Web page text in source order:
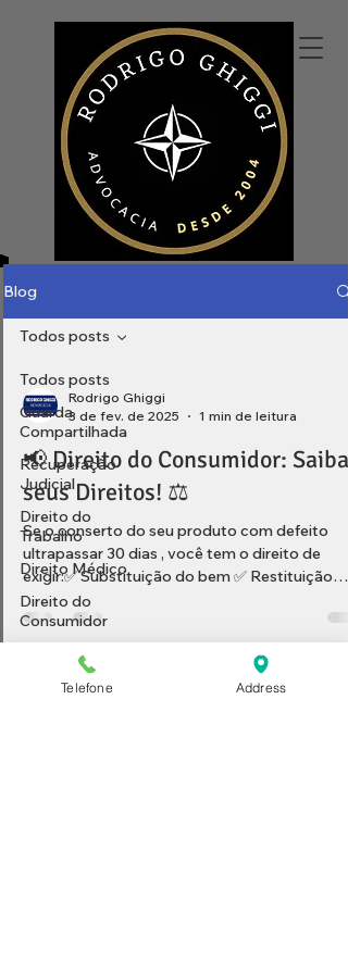
Blog
Todos posts
Guarda
Compartilhada
Recuperação
Judicial
Direito do
Trabalho
Direito Médico
Direito do
Consumidor
Locações
Todos posts
Rodrigo Ghiggi
3 de fev. de 2025
1 min de leitura
📢 Direito do Consumidor: Saiba
seus Direitos! ⚖️
Se o conserto do seu produto com defeito
ultrapassar 30 dias , você tem o direito de
exigir:✅ Substituição do bem ✅ Restituição
imediata...
Telefone Address